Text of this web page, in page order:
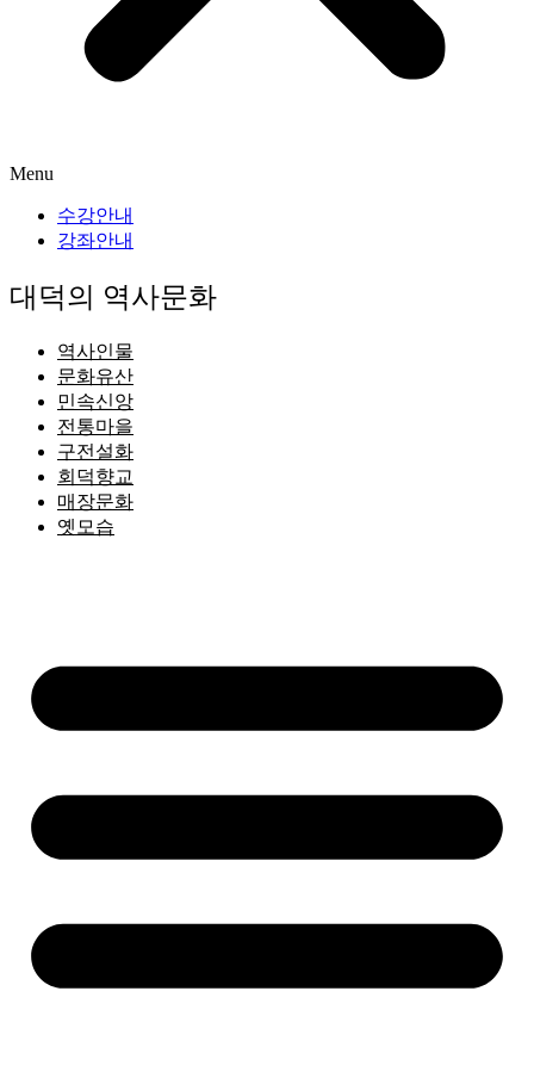
Menu
수강안내
강좌안내
대덕의 역사문화
역사인물
문화유산
민속신앙
전통마을
구전설화
회덕향교
매장문화
옛모습